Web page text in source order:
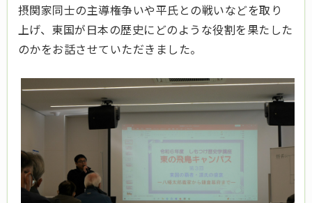
摂関家同士の主導権争いや平氏との戦いなどを取り
上げ、東国が日本の歴史にどのような役割を果たした
のかをお話させていただきました。